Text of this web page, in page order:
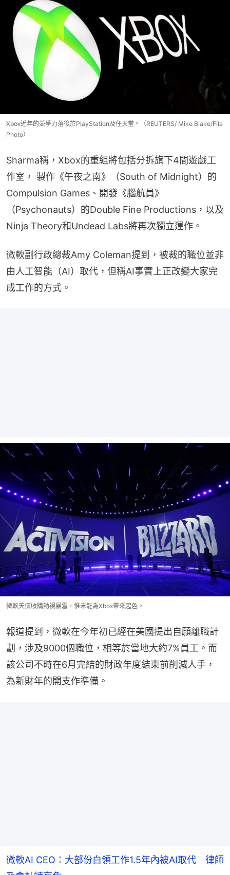
Xbox近年的競爭力落後於PlayStation及任天堂。（REUTERS/ Mike Blake/File
Photo）
Sharma稱，Xbox的重組將包括分拆旗下4間遊戲工
作室， 製作《午夜之南》（South of Midnight）的
Compulsion Games、開發《腦航員》
（Psychonauts）的Double Fine Productions，以及
Ninja Theory和Undead Labs將再次獨立運作。
微軟副行政總裁Amy Coleman提到，被裁的職位並非
由人工智能（AI）取代，但稱AI事實上正改變大家完
成工作的方式。
微軟天價收購動視暴雪，惟未能為Xbox帶來起色。
報道提到，微軟在今年初已經在美國提出自願離職計
劃，涉及9000個職位，相等於當地大約7%員工。而
該公司不時在6月完結的財政年度結束前削減人手，
為新財年的開支作準備。
微軟AI CEO：大部份白領工作1.5年內被AI取代 律師